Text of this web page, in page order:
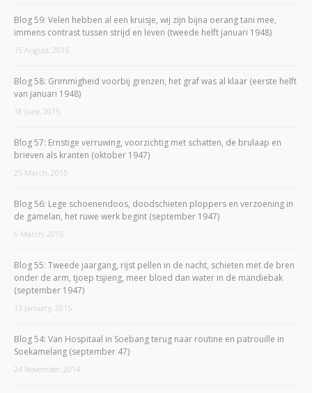
Blog 59: Velen hebben al een kruisje, wij zijn bijna oerang tani mee,
immens contrast tussen strijd en leven (tweede helft januari 1948)
15 August, 2015
Blog 58: Grimmigheid voorbij grenzen, het graf was al klaar (eerste helft
van januari 1948)
18 June, 2015
Blog 57: Ernstige verruwing, voorzichtig met schatten, de brulaap en
brieven als kranten (oktober 1947)
25 March, 2015
Blog 56: Lege schoenendoos, doodschieten ploppers en verzoening in
de gamelan, het ruwe werk begint (september 1947)
6 March, 2015
Blog 55: Tweede jaargang, rijst pellen in de nacht, schieten met de bren
onder de arm, tjoep tsjieng, meer bloed dan water in de mandiebak
(september 1947)
13 January, 2015
Blog 54: Van Hospitaal in Soebang terug naar routine en patrouille in
Soekamelang (september 47)
24 November, 2014